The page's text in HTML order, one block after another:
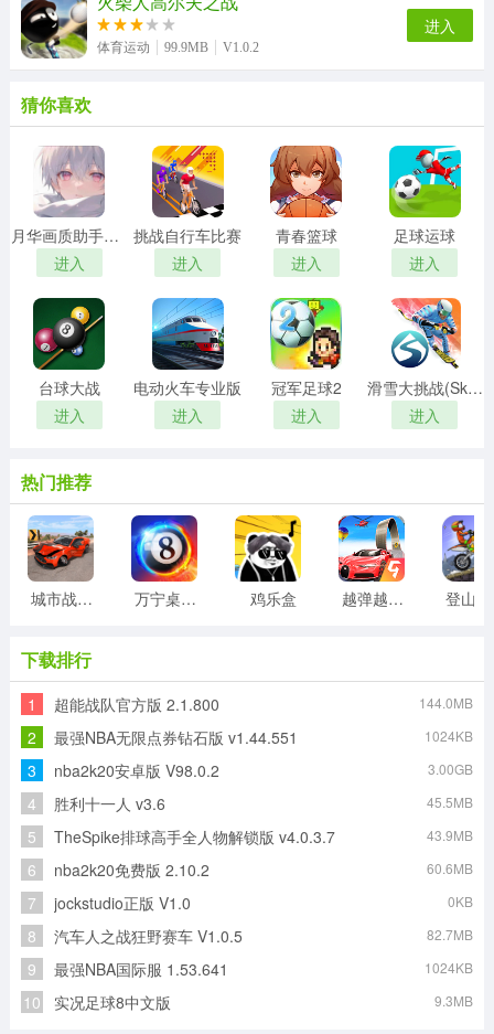
体育运动 99.9MB V1.0.2
进入
猜你喜欢
月华画质助手免费版
进入
挑战自行车比赛
进入
青春篮球
进入
足球运球
进入
台球大战
进入
电动火车专业版
进入
冠军足球2
进入
滑雪大挑战(SkiChallenge)
进入
热门推荐
城市战车游戏菜单版 万宁桌球正式版 鸡乐盒 越弹越有劲
下载排行
1 超能战队官方版 2.1.800 144.0MB
2 最强NBA无限点券钻石版 v1.44.551 1024KB
3 nba2k20安卓版 V98.0.2 3.00GB
4 胜利十一人 v3.6 45.5MB
5 TheSpike排球高手全人物解锁版 v4.0.3.7 43.9MB
6 nba2k20免费版 2.10.2 60.6MB
7 jockstudio正版 V1.0 0KB
8 汽车人之战狂野赛车 V1.0.5 82.7MB
9 最强NBA国际服 1.53.641 1024KB
10 实况足球8中文版 9.3MB